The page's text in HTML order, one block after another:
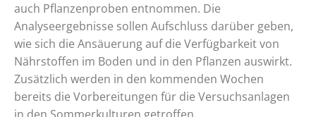
auch Pflanzenproben entnommen. Die
Analyseergebnisse sollen Aufschluss darüber geben,
wie sich die Ansäuerung auf die Verfügbarkeit von
Nährstoffen im Boden und in den Pflanzen auswirkt.
Zusätzlich werden in den kommenden Wochen
bereits die Vorbereitungen für die Versuchsanlagen